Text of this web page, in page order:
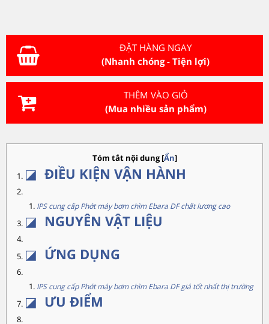
ĐẶT HÀNG NGAY
(Nhanh chóng - Tiện lợi)
THÊM VÀO GIỎ
(Mua nhiều sản phẩm)
Tóm tắt nội dung[Ẩn]
◪ ĐIỀU KIỆN VẬN HÀNH
IPS cung cấp Phớt máy bơm chìm Ebara DF chất lương cao
◪ NGUYÊN VẬT LIỆU
◪ ỨNG DỤNG
IPS cung cấp Phớt máy bơm chìm Ebara DF giá tốt nhất thị trường
◪ ƯU ĐIỂM